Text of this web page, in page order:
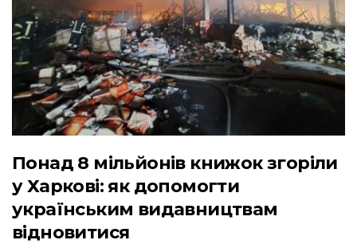
Понад 8 мільйонів книжок згоріли
у Харкові: як допомогти
українським видавництвам
відновитися